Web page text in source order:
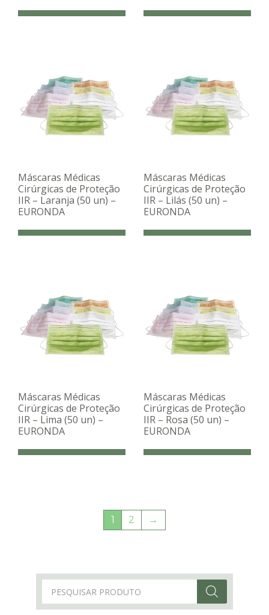
Máscaras Médicas
Cirúrgicas de Proteção
IIR – Laranja (50 un) –
EURONDA
Máscaras Médicas
Cirúrgicas de Proteção
IIR – Lilás (50 un) –
EURONDA
Máscaras Médicas
Cirúrgicas de Proteção
IIR – Lima (50 un) –
EURONDA
Máscaras Médicas
Cirúrgicas de Proteção
IIR – Rosa (50 un) –
EURONDA
1 2 →
Products
search